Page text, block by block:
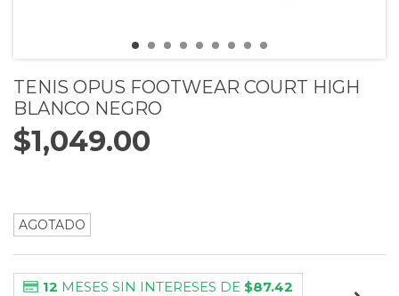
TENIS OPUS FOOTWEAR COURT HIGH
BLANCO NEGRO
$1,049.00
AGOTADO
12 MESES SIN INTERESES DE $87.42